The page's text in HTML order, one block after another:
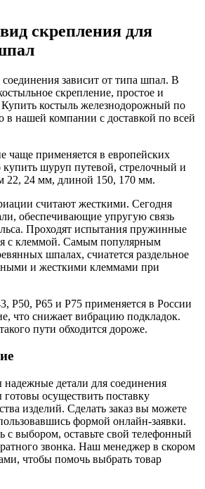
скрепления для
зависит от типа шпал. В
скрепление, простое и
Купить костыль железнодорожный по
нашей компании с доставкой по всей
чаще применяется в европейских
шуруп путевой, стрелочный и
22, 24 мм, длиной 150, 170 мм.
считают жесткими. Сегодня
обеспечивающие упругую связь
Проходят испытания пружинные
с клеммой. Самым популярным
шпалах, счиатется раздельное
и жесткими клеммами при
Р50, Р65 и Р75 применяется в России
что снижает вибрацию подкладок.
пути обходится дороже.
детали для соединения
осуществить поставку
изделий. Сделать заказ вы можете
формой онлайн-заявки.
с выбором, оставьте свой телефонный
звонка. Наш менеджер в скором
чтобы помочь выбрать товар